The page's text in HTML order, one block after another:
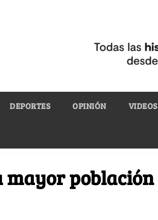
DEPORTES OPINIÓN VIDEOS
mayor población